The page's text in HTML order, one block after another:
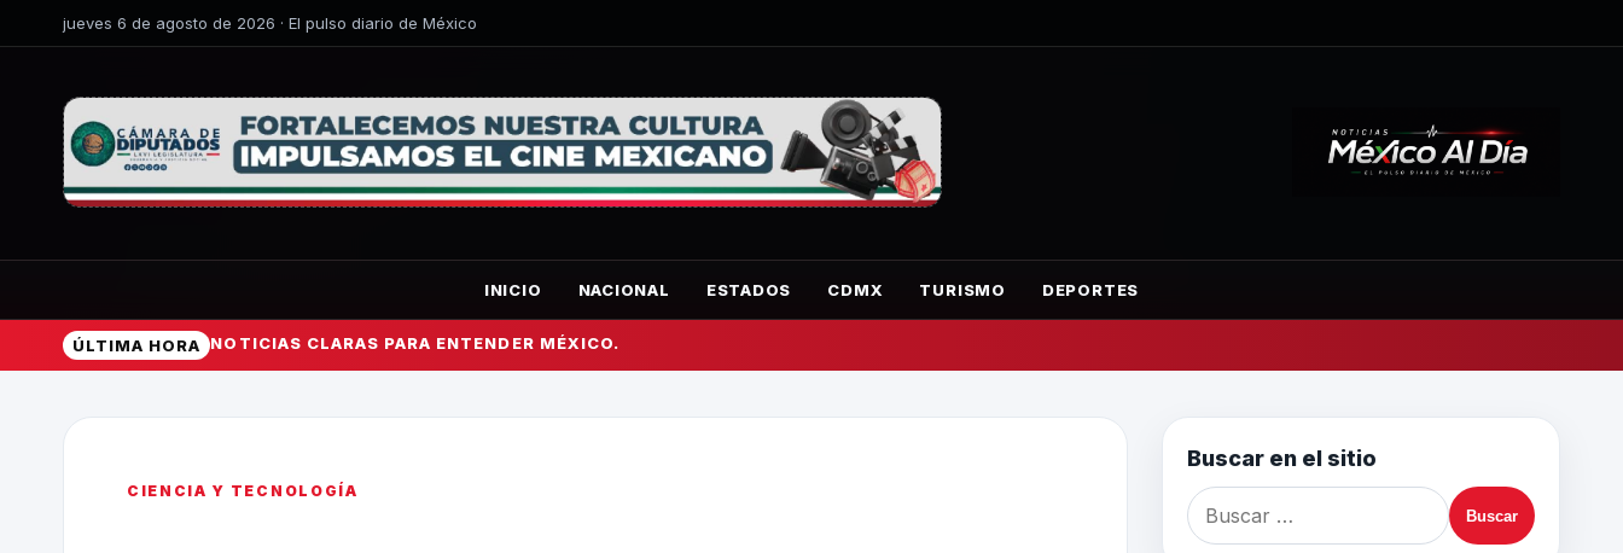
jueves 6 de agosto de 2026 · El pulso diario de México
INICIO NACIONAL ESTADOS CDMX TURISMO DEPORTES
ÚLTIMA HORA NOTICIAS CLARAS PARA ENTENDER MÉXICO.
CIENCIA Y TECNOLOGÍA
Buscar en el sitio